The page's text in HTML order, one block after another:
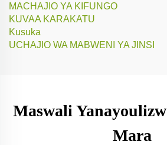
MACHAJIO YA KIFUNGO
KUVAA KARAKATU
Kusuka
UCHAJIO WA MABWENI YA JINSI
Maswali
Mara